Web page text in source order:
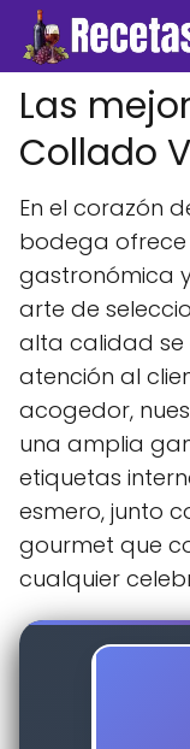
Las
Collado
En el corazón
bodega ofrece
gastronómica
arte de
alta calidad
atención al
acogedor,
una amplia
etiquetas
esmero, junto
gourmet que
cualquier